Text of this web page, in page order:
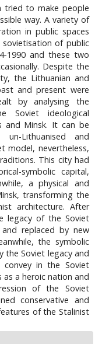
tried to make people
way. A variety of
in public spaces
sovietisation of public
1990 and these two
Despite the
the Lithuanian and
and present were
by analysing the
Soviet ideological
and Minsk. It can be
Lithuanised and
model, nevertheless,
This city had
symbolic capital,
a physical and
transforming the
architecture. After
legacy of the Soviet
replaced by new
the symbolic
the Soviet legacy and
convey in the Soviet
a heroic nation and
of the Soviet
conservative and
of the Stalinist